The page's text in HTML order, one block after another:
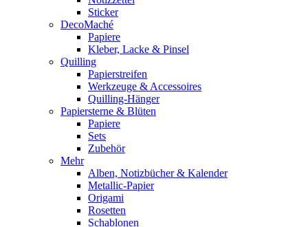
Sticker
DecoMaché
Papiere
Kleber, Lacke & Pinsel
Quilling
Papierstreifen
Werkzeuge & Accessoires
Quilling-Hänger
Papiersterne & Blüten
Papiere
Sets
Zubehör
Mehr
Alben, Notizbücher & Kalender
Metallic-Papier
Origami
Rosetten
Schablonen